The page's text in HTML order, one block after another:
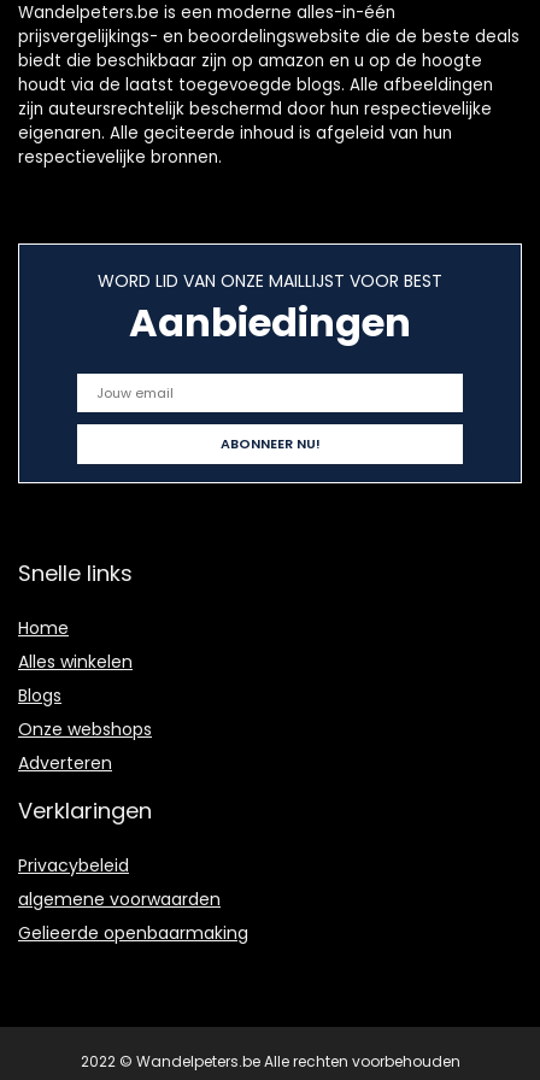
Wandelpeters.be is een moderne alles-in-één
prijsvergelijkings- en beoordelingswebsite die de beste deals
biedt die beschikbaar zijn op amazon en u op de hoogte
houdt via de laatst toegevoegde blogs. Alle afbeeldingen
zijn auteursrechtelijk beschermd door hun respectievelijke
eigenaren. Alle geciteerde inhoud is afgeleid van hun
respectievelijke bronnen.
WORD LID VAN ONZE MAILLIJST VOOR BEST
Aanbiedingen
Snelle links
Home
Alles winkelen
Blogs
Onze webshops
Adverteren
Verklaringen
Privacybeleid
algemene voorwaarden
Gelieerde openbaarmaking
2022 © Wandelpeters.be Alle rechten voorbehouden